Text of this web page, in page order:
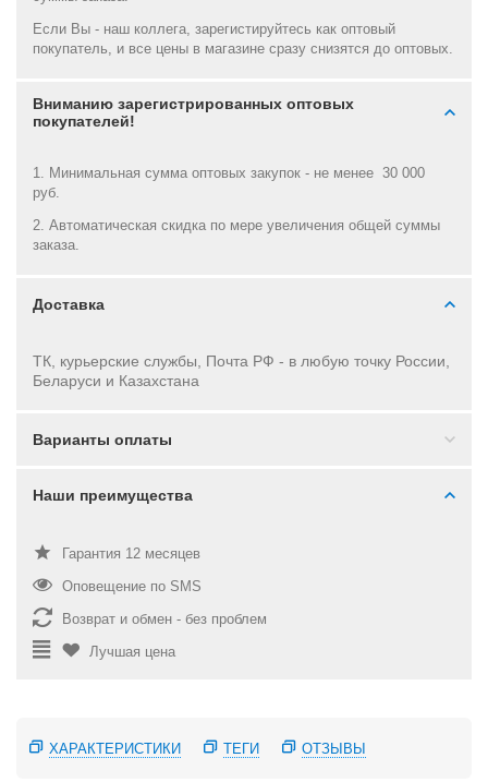
Если Вы - наш коллега, зарегистируйтесь как оптовый
покупатель, и все цены в магазине сразу снизятся до оптовых.
Вниманию зарегистрированных оптовых
покупателей!
1. Минимальная сумма оптовых закупок - не менее 30 000
руб.
2. Автоматическая скидка по мере увеличения общей суммы
заказа.
Доставка
ТК, курьерские службы, Почта РФ - в любую точку России,
Беларуси и Казахстана
Варианты оплаты
Наши преимущества
Гарантия 12 месяцев
Оповещение по SMS
Возврат и обмен - без проблем
Лучшая цена
ХАРАКТЕРИСТИКИ ТЕГИ ОТЗЫВЫ